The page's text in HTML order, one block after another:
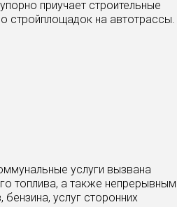
приучает строительные
стройплощадок на автотрассы.
услуги вызвана
топлива, а также непрерывным
услуг сторонних